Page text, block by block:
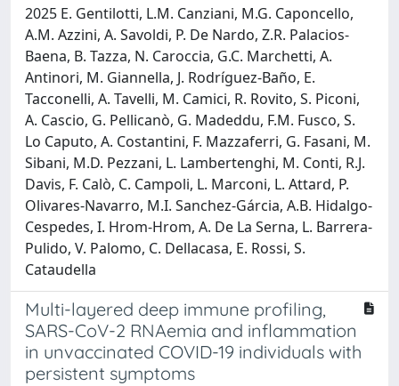
2025 E. Gentilotti, L.M. Canziani, M.G. Caponcello,
A.M. Azzini, A. Savoldi, P. De Nardo, Z.R. Palacios-
Baena, B. Tazza, N. Caroccia, G.C. Marchetti, A.
Antinori, M. Giannella, J. Rodríguez-Baño, E.
Tacconelli, A. Tavelli, M. Camici, R. Rovito, S. Piconi,
A. Cascio, G. Pellicanò, G. Madeddu, F.M. Fusco, S.
Lo Caputo, A. Costantini, F. Mazzaferri, G. Fasani, M.
Sibani, M.D. Pezzani, L. Lambertenghi, M. Conti, R.J.
Davis, F. Calò, C. Campoli, L. Marconi, L. Attard, P.
Olivares-Navarro, M.I. Sanchez-Gárcia, A.B. Hidalgo-
Cespedes, I. Hrom-Hrom, A. De La Serna, L. Barrera-
Pulido, V. Palomo, C. Dellacasa, E. Rossi, S.
Cataudella
Multi-layered deep immune profiling,
SARS-CoV-2 RNAemia and inflammation
in unvaccinated COVID-19 individuals with
persistent symptoms